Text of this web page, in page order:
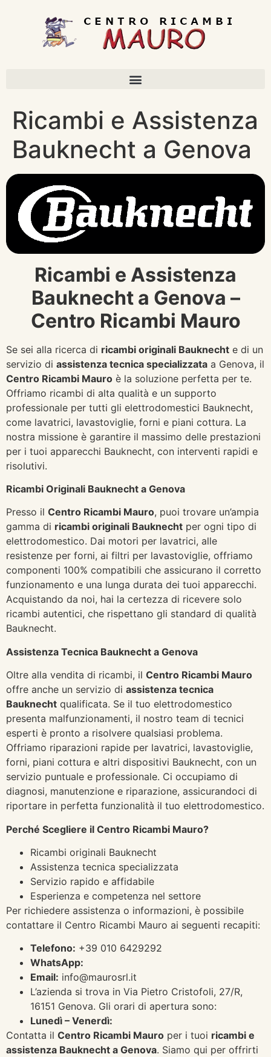
Ricambi e Assistenza
Bauknecht a Genova
Ricambi e Assistenza
Bauknecht a Genova –
Centro Ricambi Mauro
Se sei alla ricerca di ricambi originali Bauknecht e di un
servizio di assistenza tecnica specializzata a Genova, il
Centro Ricambi Mauro è la soluzione perfetta per te.
Offriamo ricambi di alta qualità e un supporto
professionale per tutti gli elettrodomestici Bauknecht,
come lavatrici, lavastoviglie, forni e piani cottura. La
nostra missione è garantire il massimo delle prestazioni
per i tuoi apparecchi Bauknecht, con interventi rapidi e
risolutivi.
Ricambi Originali Bauknecht a Genova
Presso il Centro Ricambi Mauro, puoi trovare un’ampia
gamma di ricambi originali Bauknecht per ogni tipo di
elettrodomestico. Dai motori per lavatrici, alle
resistenze per forni, ai filtri per lavastoviglie, offriamo
componenti 100% compatibili che assicurano il corretto
funzionamento e una lunga durata dei tuoi apparecchi.
Acquistando da noi, hai la certezza di ricevere solo
ricambi autentici, che rispettano gli standard di qualità
Bauknecht.
Assistenza Tecnica Bauknecht a Genova
Oltre alla vendita di ricambi, il Centro Ricambi Mauro
offre anche un servizio di assistenza tecnica
Bauknecht qualificata. Se il tuo elettrodomestico
presenta malfunzionamenti, il nostro team di tecnici
esperti è pronto a risolvere qualsiasi problema.
Offriamo riparazioni rapide per lavatrici, lavastoviglie,
forni, piani cottura e altri dispositivi Bauknecht, con un
servizio puntuale e professionale. Ci occupiamo di
diagnosi, manutenzione e riparazione, assicurandoci di
riportare in perfetta funzionalità il tuo elettrodomestico.
Perché Scegliere il Centro Ricambi Mauro?
Ricambi originali Bauknecht
Assistenza tecnica specializzata
Servizio rapido e affidabile
Esperienza e competenza nel settore
Per richiedere assistenza o informazioni, è possibile
contattare il Centro Ricambi Mauro ai seguenti recapiti:
Telefono: +39 010 6429292
WhatsApp:
Email: info@maurosrl.it
L’azienda si trova in Via Pietro Cristofoli, 27/R,
16151 Genova. Gli orari di apertura sono:
Lunedì – Venerdì:
Contatta il Centro Ricambi Mauro per i tuoi ricambi e
assistenza Bauknecht a Genova. Siamo qui per offrirti